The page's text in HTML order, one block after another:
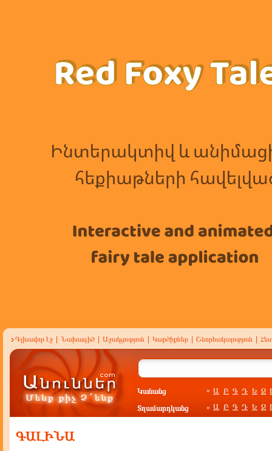
Գլխավոր էջ Նախագիծ Աջակցություն Կարծիքներ Շնորհակալություն
Կանանց » Ա Բ Գ Դ Ե Զ
Տղամարդկանց » Ա Բ Գ Դ Ե Զ
ԳԱԼԻՆԱ